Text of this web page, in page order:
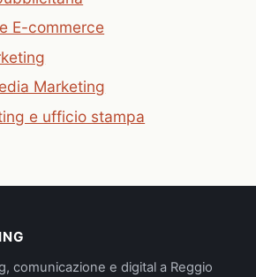
E-commerce
Marketing
e ufficio stampa
comunicazione e digital a Reggio